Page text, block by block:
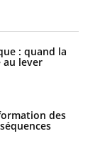
: quand la
au lever
des